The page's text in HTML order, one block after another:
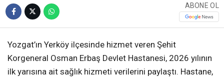
ABONE OL
Yozgat’ın Yerköy ilçesinde hizmet veren Şehit
Korgeneral Osman Erbaş Devlet Hastanesi, 2026 yılının
ilk yarısına ait sağlık hizmeti verilerini paylaştı. Hastane,